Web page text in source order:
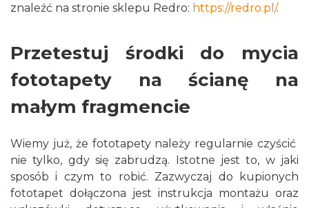
znaleźć na stronie sklepu Redro: https://redro.pl/.
Przetestuj środki do mycia
fototapety na ścianę na
małym fragmencie
Wiemy już, że fototapety należy regularnie czyścić
nie tylko, gdy się zabrudzą. Istotne jest to, w jaki
sposób i czym to robić. Zazwyczaj do kupionych
fototapet dołączona jest instrukcja montażu oraz